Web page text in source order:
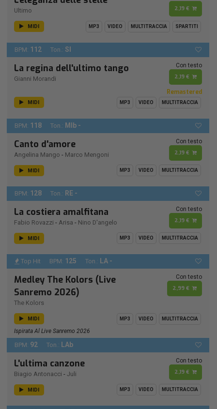
Ultimo 2,19 €
MIDI MP3 VIDEO MULTITRACCIA SPARTITI
BPM: 112 Ton.: SI
La regina dell'ultimo tango
Gianni Morandi
Con testo
2,19 €
Remastered
MIDI MP3 VIDEO MULTITRACCIA
BPM: 118 Ton.: MIb -
Canto d'amore
Angelina Mango - Marco Mengoni
Con testo
2,19 €
MIDI MP3 VIDEO MULTITRACCIA
BPM: 128 Ton.: RE -
La costiera amalfitana
Fabio Rovazzi - Arisa - Nino D'angelo
Con testo
2,19 €
MIDI MP3 VIDEO MULTITRACCIA
Top Hit BPM: 125 Ton.: LA -
Medley The Kolors (Live
Sanremo 2026)
The Kolors
Con testo
2,99 €
MIDI MP3 VIDEO MULTITRACCIA
Ispirata Al Live Sanremo 2026
BPM: 92 Ton.: LAb
L'ultima canzone
Biagio Antonacci - Juli
Con testo
2,19 €
MIDI MP3 VIDEO MULTITRACCIA